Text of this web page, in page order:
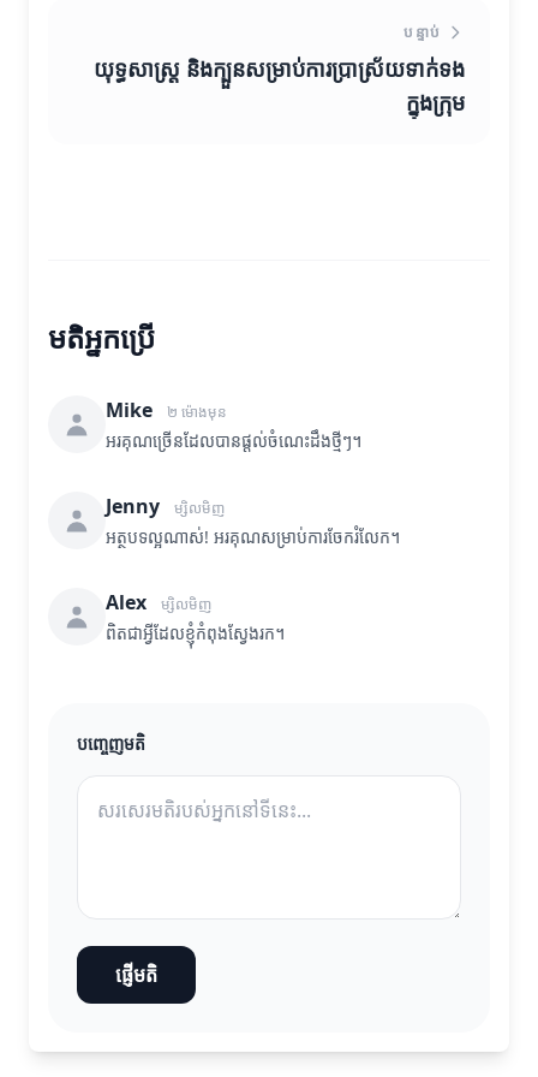
បន្ទាប់
យុទ្ធសាស្ត្រ និងក្បួនសម្រាប់ការប្រាស្រ័យទាក់ទង
ក្នុងក្រុម
មតិអ្នកប្រើ
Mike ២ ម៉ោងមុន
អរគុណច្រើនដែលបានផ្តល់ចំណេះដឹងថ្មីៗ។
Jenny ម្សិលមិញ
អត្ថបទល្អណាស់! អរគុណសម្រាប់ការចែករំលែក។
Alex ម្សិលមិញ
ពិតជាអ្វីដែលខ្ញុំកំពុងស្វែងរក។
បញ្ចេញមតិ
ផ្ញើមតិ